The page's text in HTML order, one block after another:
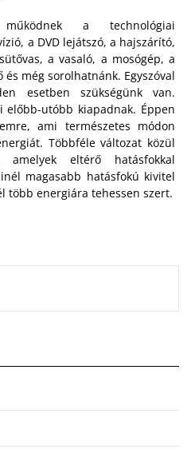
a technológiai
a DVD lejátszó, a hajszárító,
a vasaló, a mosógép, a
még sorolhatnánk. Egyszóval
esetben szükségünk van.
előbb-utóbb kiapadnak. Éppen
ami természetes módon
Többféle változat közül
eltérő hatásfokkal
magasabb hatásfokú kivitel
több energiára tehessen szert.